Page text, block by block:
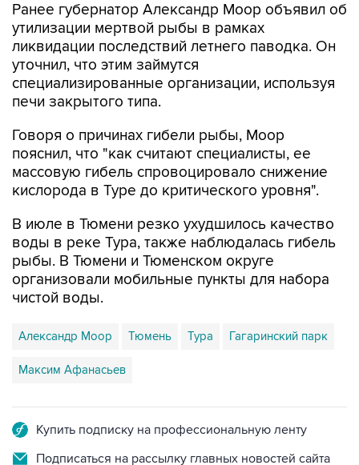
Ранее губернатор Александр Моор объявил об
утилизации мертвой рыбы в рамках
ликвидации последствий летнего паводка. Он
уточнил, что этим займутся
специализированные организации, используя
печи закрытого типа.
Говоря о причинах гибели рыбы, Моор
пояснил, что "как считают специалисты, ее
массовую гибель спровоцировало снижение
кислорода в Туре до критического уровня".
В июле в Тюмени резко ухудшилось качество
воды в реке Тура, также наблюдалась гибель
рыбы. В Тюмени и Тюменском округе
организовали мобильные пункты для набора
чистой воды.
Александр Моор Тюмень Тура Гагаринский парк
Максим Афанасьев
Купить подписку на профессиональную ленту
Подписаться на рассылку главных новостей сайта